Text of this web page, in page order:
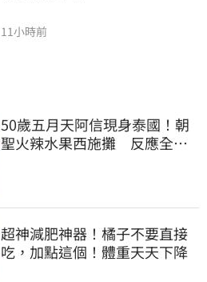
11小時前
50歲五月天阿信現身泰國！朝
聖火辣水果西施攤 反應全曝
超神減肥神器！橘子不要直接
吃，加點這個！體重天天下降